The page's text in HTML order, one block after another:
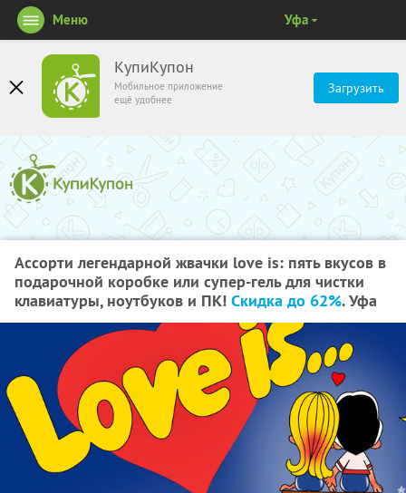
КупиКупон
Мобильное приложение
ещё удобнее
Загрузить
Меню Уфа
Ассорти легендарной жвачки love is: пять вкусов в
подарочной коробке или супер-гель для чистки
клавиатуры, ноутбуков и ПК! Скидка до 62%. Уфа